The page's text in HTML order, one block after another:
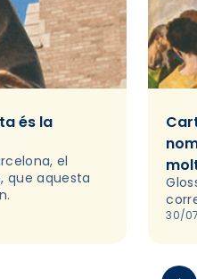
és la
el
que aquesta
30/